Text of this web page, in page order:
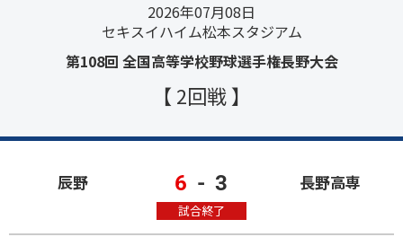
2026年07月08日
セキスイハイム松本スタジアム
第108回 全国高等学校野球選手権長野大会
【 2回戦 】
辰野 6 - 3
試合終了
長野高専